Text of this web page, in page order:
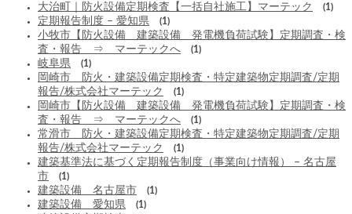
大治町｜防火設備定期検査【一括自社施工】マーテック (1)
定期報告制度 – 愛知県 (1)
小牧市【防火設備 建築設備 発電機負荷試験】定期調査・検
査・報告 ⇒ マーテックへ
(1)
岐阜県 (1)
岡崎市 防火・建築設備定期検査・特定建築物定期調査/定期
報告/株式会社マーテック
(1)
岡崎市【防火設備 建築設備 発電機負荷試験】定期調査・検
査・報告 ⇒ マーテックへ
(1)
常滑市 防火・建築設備定期検査・特定建築物定期調査/定期
報告/株式会社マーテック
(1)
建築基準法に基づく定期報告制度（事業向け情報） – 名古屋
市
(1)
建築設備 名古屋市 (1)
建築設備 愛知県 (1)